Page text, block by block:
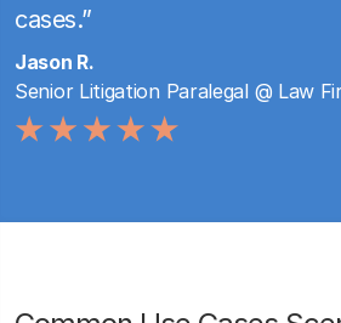
cases.”
Jason R.
Senior Litigation Paralegal @ Law